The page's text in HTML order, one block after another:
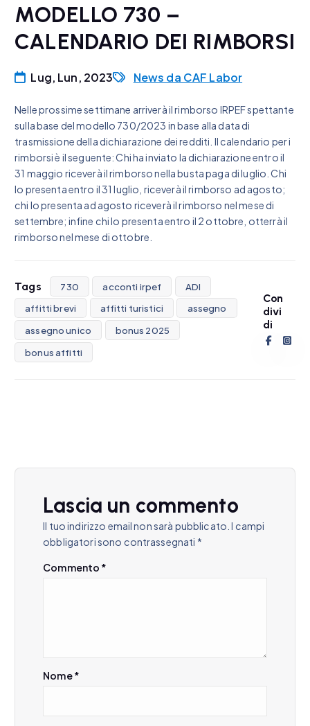
MODELLO 730 –
CALENDARIO DEI RIMBORSI
Lug, Lun, 2023 News da CAF Labor
Nelle prossime settimane arriverà il rimborso IRPEF spettante
sulla base del modello 730/2023 in base alla data di
trasmissione della dichiarazione dei redditi. Il calendario per i
rimborsi è il seguente: Chi ha inviato la dichiarazione entro il
31 maggio riceverà il rimborso nella busta paga di luglio. Chi
lo presenta entro il 31 luglio, riceverà il rimborso ad agosto;
chi lo presenta ad agosto riceverà il rimborso nel mese di
settembre; infine chi lo presenta entro il 2 ottobre, otterrà il
rimborso nel mese di ottobre.
Tags 730 acconti irpef
ADI
affitti brevi
affitti turistici
assegno
assegno unico
bonus 2025
bonus affitti
Con
divi
di
Lascia un commento
Il tuo indirizzo email non sarà pubblicato. I campi
obbligatori sono contrassegnati *
Commento *
Nome*